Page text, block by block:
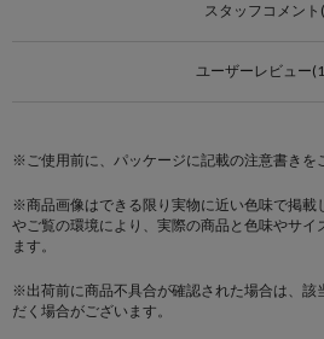
スタッフコメント
ユーザーレビュー
※ご使用前に、パッケージに記載の注意書きを
※商品画像はできる限り実物に近い色味で掲載
やご覧の環境により、実際の商品と色味やサ
ます。
※出荷前に商品不具合が確認された場合は、該
だく場合がございます。